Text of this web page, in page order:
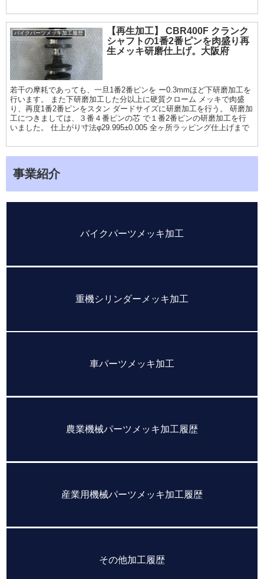
バイクパーツメッキ加工履歴
【再生加工】 CBR400F クランク
シャフトの1番2番ピンを肉盛り再
生メッキ研磨仕上げ。大阪府
若干の摩耗であっても、一旦1番2番ピンを ー0.3mmほど下研磨加工を
行います。 また下研磨加工した分以上に硬質クローム メッキで肉盛
り、再度1番2番ピンをスタン ダードサイズに研磨加工を行う。 研磨加
工につきましては、３番４番ピンの芯 で１番2番ピンの研磨加工を行
いました。 仕上がり寸法φ29.995±0.005 全ヶ所ラッピング仕上げまで
事業紹介
バイクパーツメッキ加工
重機シリンダーメッキ加工
車パーツメッキ加工
農業機械パーツメッキ加工履歴
産業用機械パーツメッキ加工履歴
その他加工履歴